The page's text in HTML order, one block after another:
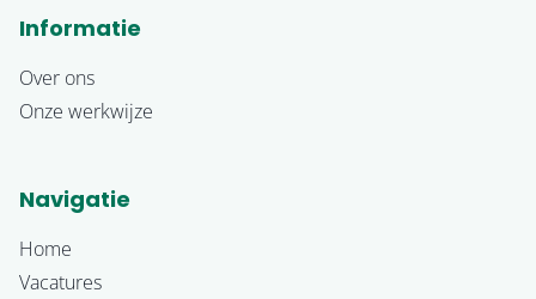
Informatie
Over ons
Onze werkwijze
Navigatie
Home
Vacatures